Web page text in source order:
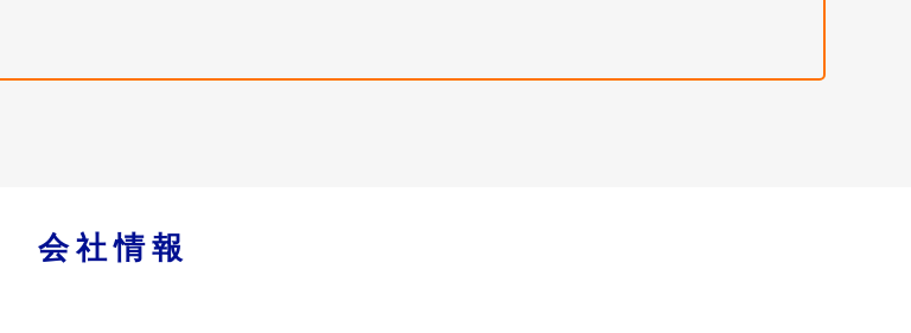
会社情報